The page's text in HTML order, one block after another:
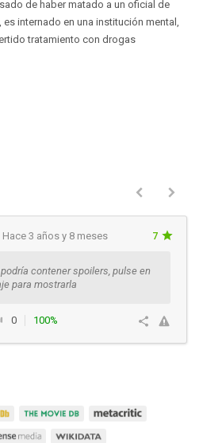
de haber matado a un oficial de
internado en una institución mental,
tratamiento con drogas
Hace 3 años y 8 meses 7
contener spoilers, pulse en
para mostrarla
0
100%